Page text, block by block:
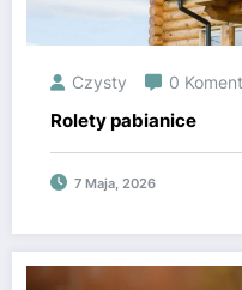
Czysty 0
Rolety pabianice
7 Maja, 2026